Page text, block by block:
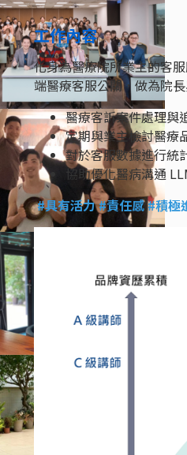
工作內容
化身為醫療院所業主的客
端醫療客服公關，做為院
醫療客訴案件處理與
定期與業主檢討醫療
對於客服數據進行統
協助優化醫病溝通
#具有活力 #責任感 #積極